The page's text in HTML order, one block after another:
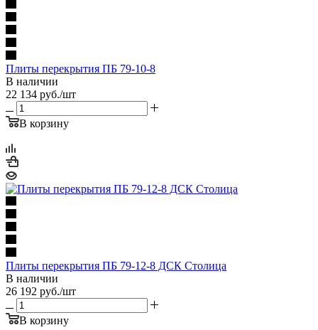
Плиты перекрытия ПБ 79-10-8
В наличии
22 134 руб./шт
В корзину
Плиты перекрытия ПБ 79-12-8 ДСК Столица
В наличии
26 192 руб./шт
В корзину